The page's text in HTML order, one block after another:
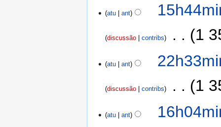
atu ant
discussão contribs 1
atu ant
discussão contribs 1
atu ant